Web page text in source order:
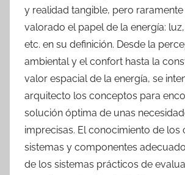
y realidad tangible, pero raramente
valorado el papel de la energía:
etc. en su definición. Desde la
ambiental y el confort hasta la
valor espacial de la energía, se
arquitecto los conceptos para
solución óptima de unas
imprecisas. El conocimiento de los
sistemas y componentes
de los sistemas prácticos de